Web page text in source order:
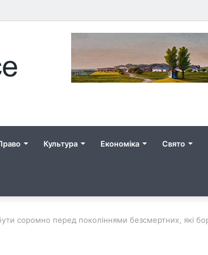
Культура Економіка Свято
соромно перед поколіннями безсмертних, які